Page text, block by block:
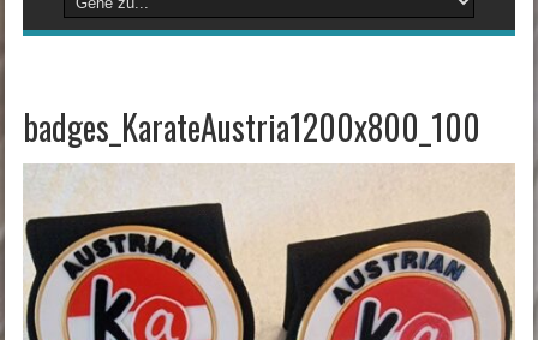
badges_KarateAustria1200x800_100